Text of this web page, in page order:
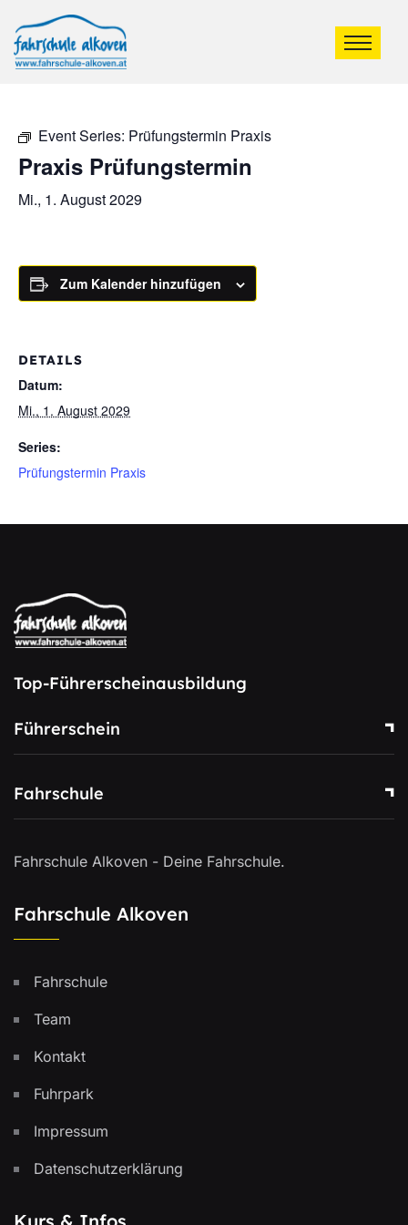
Event Series: Prüfungstermin Praxis
Praxis Prüfungstermin
Mi., 1. August 2029
Zum Kalender hinzufügen
DETAILS
Datum:
Mi., 1. August 2029
Series:
Prüfungstermin Praxis
Top-Führerscheinausbildung
Führerschein
Fahrschule
Fahrschule Alkoven - Deine Fahrschule.
Fahrschule Alkoven
Fahrschule
Team
Kontakt
Fuhrpark
Impressum
Datenschutzerklärung